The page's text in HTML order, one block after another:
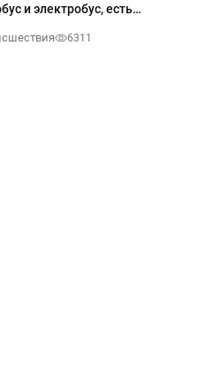
и электробус, есть
6311